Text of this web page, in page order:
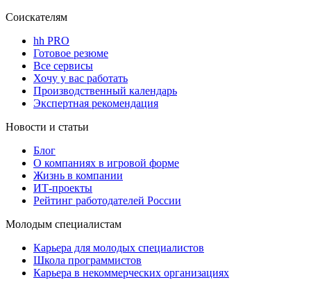
Соискателям
hh PRO
Готовое резюме
Все сервисы
Хочу у вас работать
Производственный календарь
Экспертная рекомендация
Новости и статьи
Блог
О компаниях в игровой форме
Жизнь в компании
ИТ-проекты
Рейтинг работодателей России
Молодым специалистам
Карьера для молодых специалистов
Школа программистов
Карьера в некоммерческих организациях